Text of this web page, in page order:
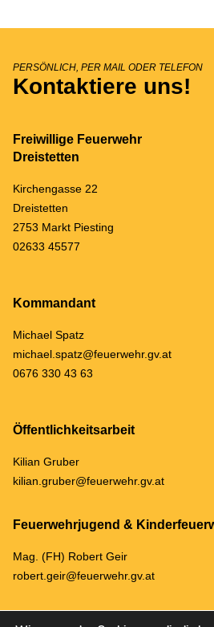
PERSÖNLICH, PER MAIL ODER TELEFON
Kontaktiere uns!
Freiwillige Feuerwehr
Dreistetten
Kirchengasse 22
Dreistetten
2753 Markt Piesting
02633 45577
Kommandant
Michael Spatz
michael.spatz@feuerwehr.gv.at
0676 330 43 63
Öffentlichkeitsarbeit
Kilian Gruber
kilian.gruber@feuerwehr.gv.at
Feuerwehrjugend &
Mag. (FH) Robert Geir
robert.geir@feuerwehr.gv.at